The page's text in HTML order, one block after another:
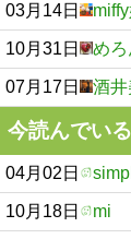
03月14日
10月31日 めろ
07月17日 酒井
今読んでい
04月02日
10月18日 mi